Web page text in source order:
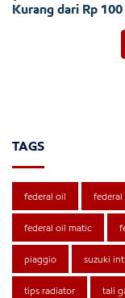
Kurang dari Rp
TAGS
federal oil federal
federal oil matic
piaggio suzuki
tips radiator tali